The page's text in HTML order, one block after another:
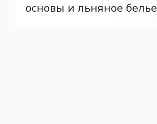
основы и льняное белье